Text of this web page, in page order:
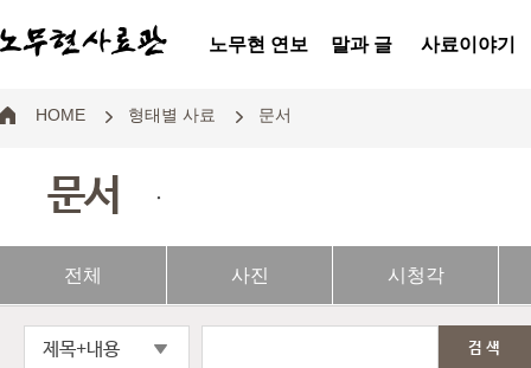
노무현 연보 말과 글 사료이야기
HOME 형태별 사료 문서
문서 .
전체 사진 시청각
제목+내용 검색